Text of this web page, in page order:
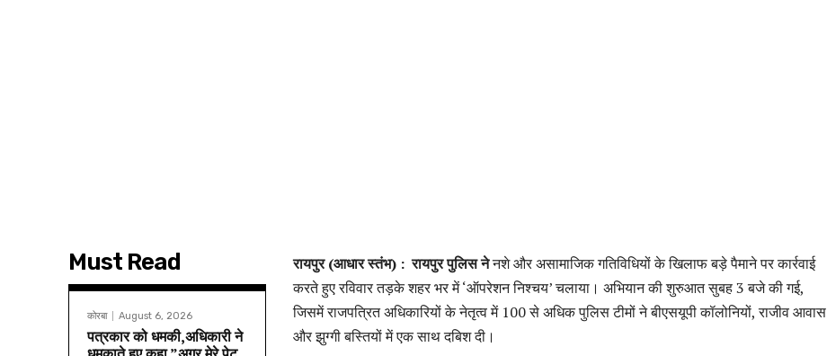
Must Read
कोरबा August 6, 2026
पत्रकार को धमकी,अधिकारी ने
रायपुर (आधार स्तंभ) : रायपुर पुलिस नेनशे और असामाजिक गतिविधियों के खिलाफ बड़े पैमाने पर कार्रवाई
करते हुए रविवार तड़के शहर भर में ‘ऑपरेशन निश्चय’ चलाया। अभियान की शुरुआत सुबह 3 बजे की गई,
जिसमें राजपत्रित अधिकारियों के नेतृत्व में 100 से अधिक पुलिस टीमों ने बीएसयूपी कॉलोनियों, राजीव आवास
और झुग्गी बस्तियों में एक साथ दबिश दी।